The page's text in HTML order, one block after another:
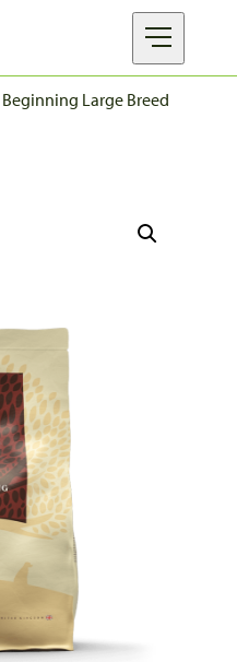
Beginning Large Breed